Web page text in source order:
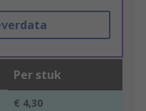
Per stuk
€ 4,30